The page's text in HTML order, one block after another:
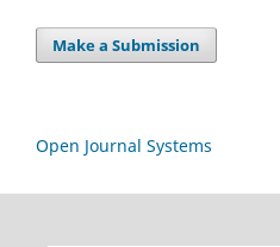
Make a Submission
Open Journal Systems